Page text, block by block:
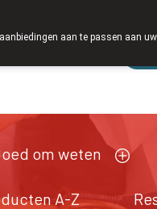
om weten
A-Z
aan te passen aan